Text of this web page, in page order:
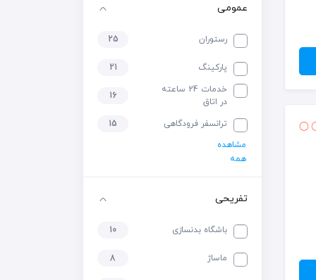
عمومی
رستوران 25
پارکینگ
21
خدمات 24 ساعته
در اتاق
16
ترانسفر فرودگاهی
15
مشاهده
همه
تفریحی
باشگاه بدنسازی 10
ماساژ 8